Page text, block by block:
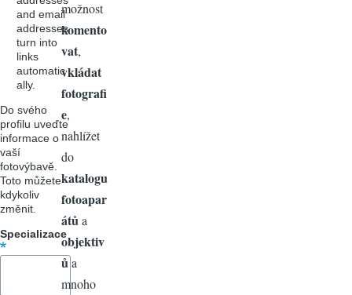
and email
addresses
turn into
links
automatic
ally.
Do svého
profilu uveďte
informace o
vaší
fotovýbavě.
Toto můžete
kdykoliv
změnit.
Specializace
možnost
komento
vat,
vkládat
fotografi
e,
nahlížet
do
katalogu
fotoapar
átů a
objektiv
ůa
mnoho